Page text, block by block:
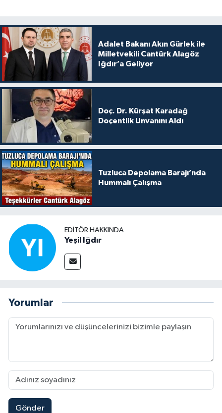
Adalet Bakanı Akın Gürlek ile
Milletvekili Cantürk Alagöz
Iğdır’a Geliyor
Doç. Dr. Kürşat Karadağ
Doçentlik Unvanını Aldı
Tuzluca Depolama Barajı’nda
Hummalı Çalışma
EDITÖR HAKKINDA
Yeşil Iğdır
Yorumlar
Gönder